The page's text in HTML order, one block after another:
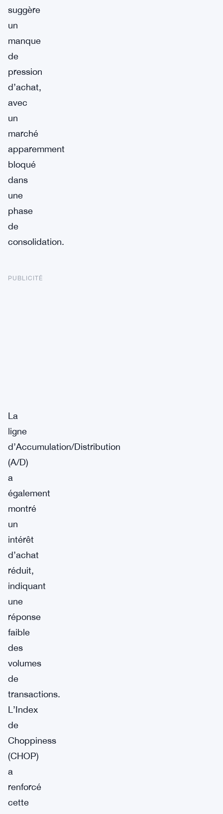
suggère
un
manque
de
pression
d’achat,
avec
un
marché
apparemment
bloqué
dans
une
phase
de
consolidation.
PUBLICITÉ
La
ligne
d’Accumulation/Distribution
(A/D)
a
également
montré
un
intérêt
d’achat
réduit,
indiquant
une
réponse
faible
des
volumes
de
transactions.
L’Index
de
Choppiness
(CHOP)
a
renforcé
cette